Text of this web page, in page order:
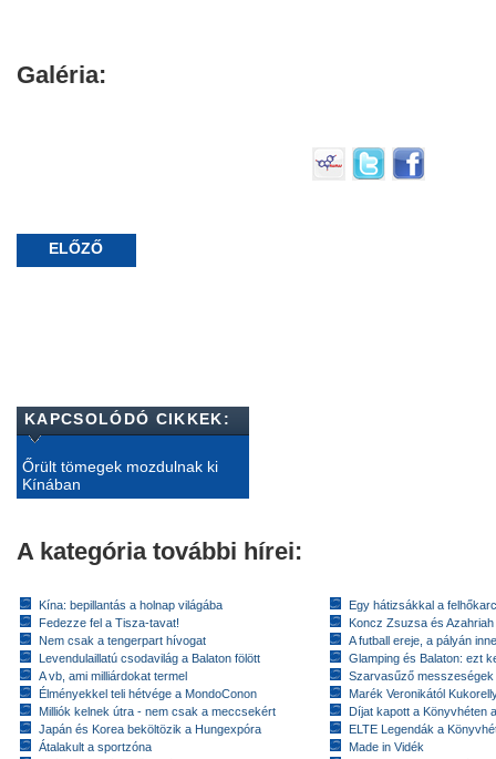
Galéria:
ELŐZŐ
KAPCSOLÓDÓ CIKKEK:
Őrült tömegek mozdulnak ki
Kínában
A kategória további hírei:
Kína: bepillantás a holnap világába
Fedezze fel a Tisza-tavat!
Nem csak a tengerpart hívogat
Levendulaillatú csodavilág a Balaton fölött
A vb, ami milliárdokat termel
Élményekkel teli hétvége a MondoConon
Milliók kelnek útra - nem csak a meccsekért
Japán és Korea beköltözik a Hungexpóra
Átalakult a sportzóna
Egy hátizsákkal a
Koncz Zsuzsa és
A futball ereje, a pályán
Glamping és Balaton: ezt
Szarvasűző messzeségek
Marék Veronikától
Díjat kapott a Könyvhéten
ELTE Legendák a
Made in Vidék